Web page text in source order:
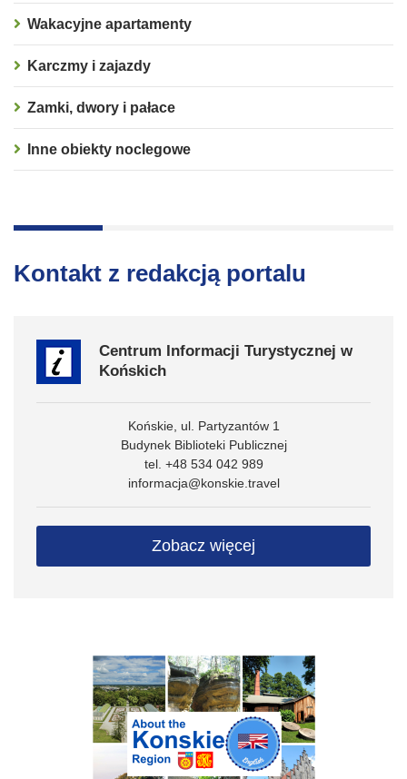
Wakacyjne apartamenty
Karczmy i zajazdy
Zamki, dwory i pałace
Inne obiekty noclegowe
Kontakt z redakcją portalu
Centrum Informacji Turystycznej w
Końskich
Końskie, ul. Partyzantów 1
Budynek Biblioteki Publicznej
tel. +48 534 042 989
informacja@konskie.travel
Zobacz więcej